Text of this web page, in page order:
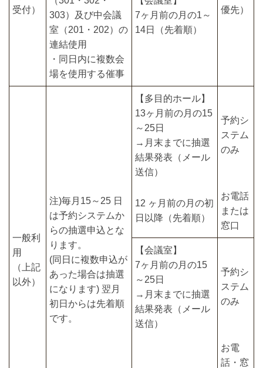
受付）
優先）
303）及び中会議
室（201・202）の
連結使用
・同日内に複数会
場を使用する催事
7ヶ月前の月の1～
14日（先着順）
一般利
用
（上記
以外）
注)毎月15～25 日
は予約システムか
らの抽選申込とな
ります。
(同日に複数申込が
あった場合は抽選
になります) 翌月
初日からは先着順
です。
【多目的ホール】
13ヶ月前の月の15
～25日
→月末までに抽選
結果発表（メール
送信）
予約シ
ステム
のみ
12 ヶ月前の月の初
日以降（先着順）
お電話
または
窓口
【会議室】
7ヶ月前の月の15
～25日
→月末までに抽選
結果発表（メール
送信）
予約シ
ステム
のみ
お電
話・窓